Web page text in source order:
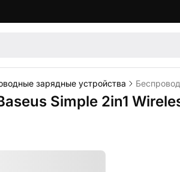
зарядные устройства
Simple 2in1